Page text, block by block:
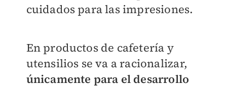
cuidados para las impresiones.
En productos de cafetería y
utensilios se va a racionalizar,
únicamente para el desarrollo